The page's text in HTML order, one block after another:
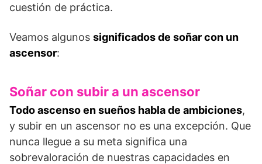
cuestión de práctica.
Veamos algunos significados de soñar con un
ascensor:
Soñar con subir a un ascensor
Todo ascenso en sueños habla de ambiciones,
y subir en un ascensor no es una excepción. Que
nunca llegue a su meta significa una
sobrevaloración de nuestras capacidades en